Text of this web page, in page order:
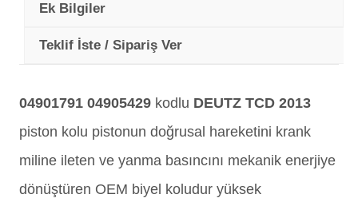
Ek Bilgiler
Teklif İste / Sipariş Ver
04901791 04905429 kodlu DEUTZ TCD 2013
piston kolu pistonun doğrusal hareketini krank
miline ileten ve yanma basıncını mekanik enerjiye
dönüştüren OEM biyel koludur yüksek